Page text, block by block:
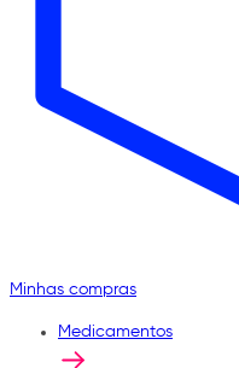
Minhas compras
Medicamentos